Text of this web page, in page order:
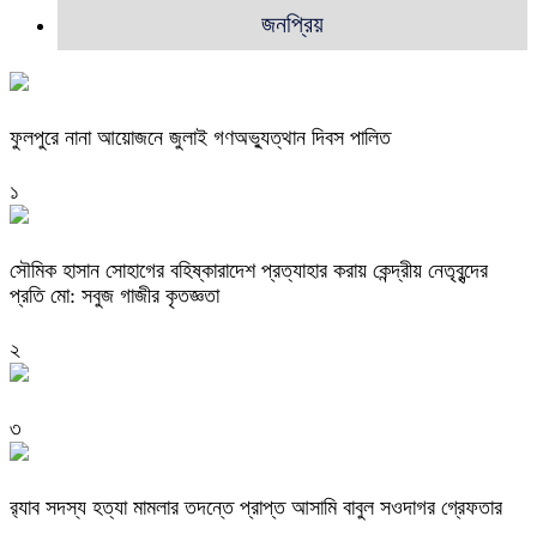
জনপ্রিয়
ফুলপুরে নানা আয়োজনে জুলাই গণঅভ্যুত্থান দিবস পালিত
১
সৌমিক হাসান সোহাগের বহিষ্কারাদেশ প্রত্যাহার করায় কেন্দ্রীয় নেতৃবৃন্দের
প্রতি মো: সবুজ গাজীর কৃতজ্ঞতা
২
৩
র‌্যাব সদস্য হত্যা মামলার তদন্তে প্রাপ্ত আসামি বাবুল সওদাগর গ্রেফতার